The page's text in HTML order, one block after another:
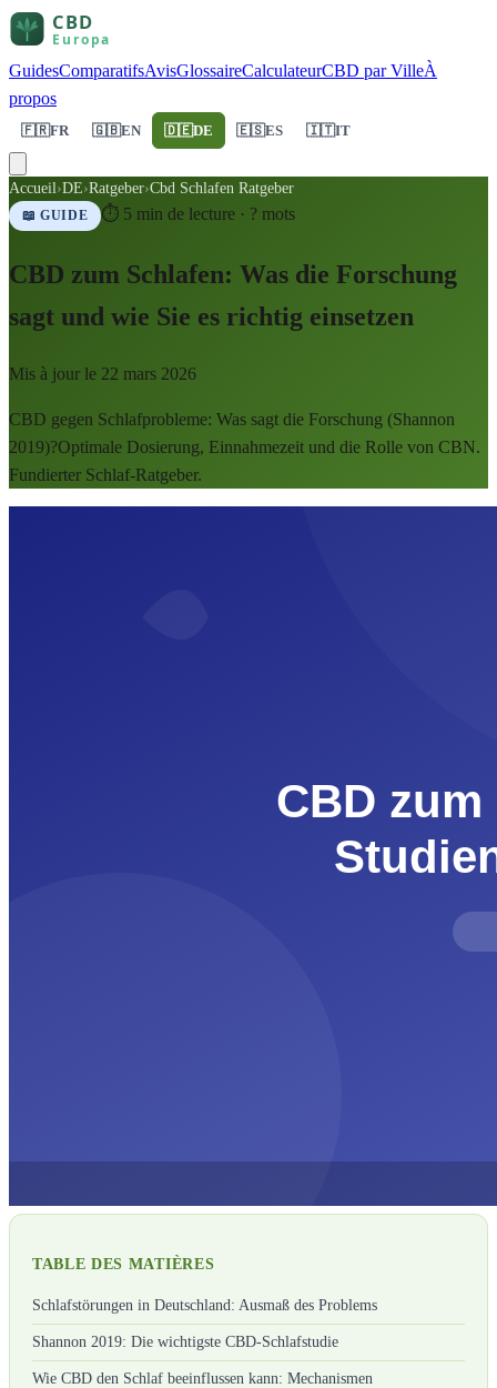
GuidesComparatifsAvisGlossaireCalculateurCBD par VilleÀ
propos
🇫🇷FR 🇬🇧EN 🇩🇪DE 🇪🇸ES 🇮🇹IT
Accueil›DE›Ratgeber›Cbd Schlafen Ratgeber
📖 GUIDE ⏱ 5 min de lecture · ? mots
CBD zum Schlafen: Was die Forschung
sagt und wie Sie es richtig einsetzen
Mis à jour le 22 mars 2026
CBD gegen Schlafprobleme: Was sagt die Forschung (Shannon
2019)?Optimale Dosierung, Einnahmezeit und die Rolle von CBN.
Fundierter Schlaf-Ratgeber.
TABLE DES MATIÈRES
Schlafstörungen in Deutschland: Ausmaß des Problems
Shannon 2019: Die wichtigste CBD-Schlafstudie
Wie CBD den Schlaf beeinflussen kann: Mechanismen